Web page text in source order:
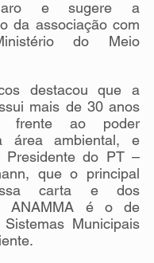
e sugere a
da associação com
do Meio
destacou que a
mais de 30 anos
frente ao poder
área ambiental, e
do PT –
que o principal
carta e dos
ANAMMA é o de
Municipais